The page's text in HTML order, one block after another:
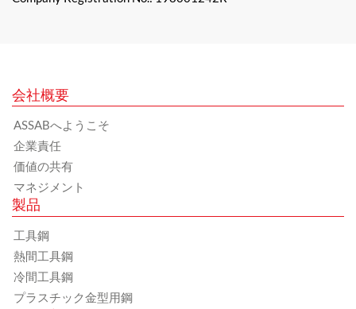
会社概要
ASSABへようこそ
企業責任
価値の共有
マネジメント
製品
工具鋼
熱間工具鋼
冷間工具鋼
プラスチック金型用鋼